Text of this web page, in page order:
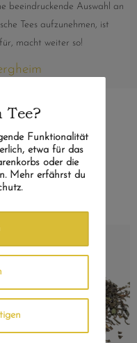
beeindruckende Auswahl an
Tees aufzunehmen, ist
macht weiter so!
noch
Tee?
Funktionalität
etwa für das
oder die
Mehr erfährst du